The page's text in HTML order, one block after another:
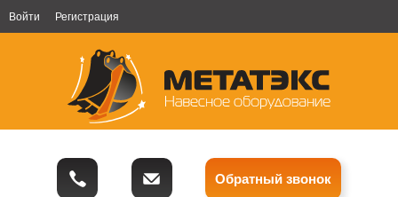
Войти Регистрация
Обратный звонок